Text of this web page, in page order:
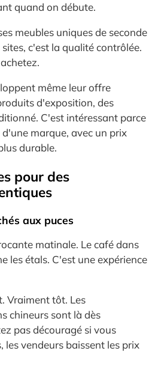
quand on débute.
meubles uniques de seconde
c'est la qualité contrôlée.
même leur offre
d'exposition, des
C'est intéressant parce
marque, avec un prix
durable.
pour des
aux puces
matinale. Le café dans
les étals. C'est une expérience
Vraiment tôt. Les
chineurs sont là dès
pas découragé si vous
les vendeurs baissent les prix